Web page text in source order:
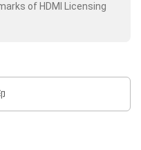
of HDMI Licensing